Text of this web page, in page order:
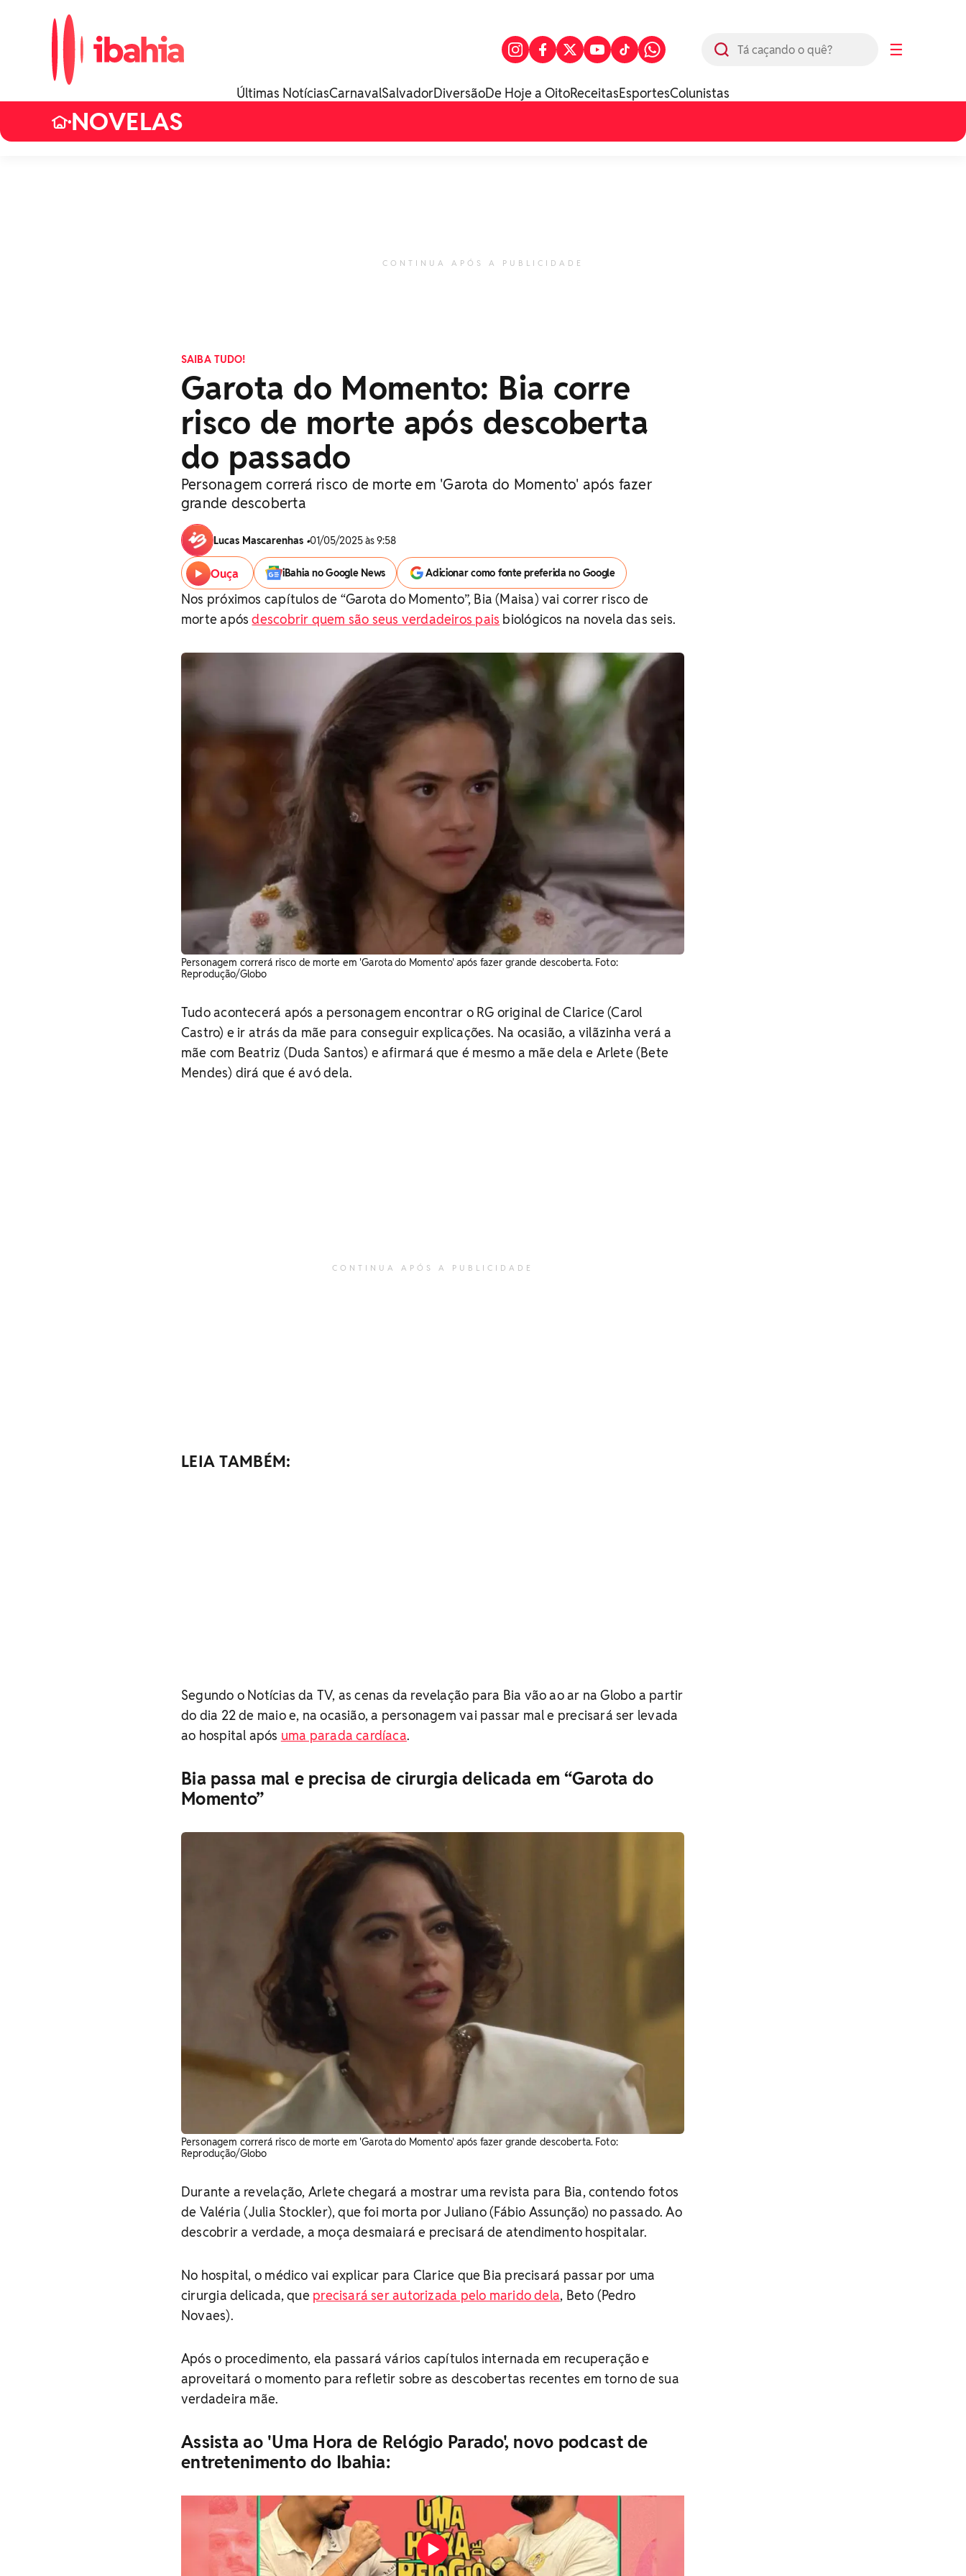
☰
Últimas NotíciasCarnavalSalvadorDiversãoDe Hoje a OitoReceitasEsportesColunistas
•NOVELAS
CONTINUA APÓS A PUBLICIDADE
SAIBA TUDO!
Garota do Momento: Bia corre
risco de morte após descoberta
do passado
Personagem correrá risco de morte em 'Garota do Momento' após fazer
grande descoberta
Lucas Mascarenhas •01/05/2025 às 9:58
Ouça iBahia no Google News Adicionar como fonte preferida no Google
Nos próximos capítulos de “Garota do Momento”, Bia (Maisa) vai correr risco de
morte apósdescobrir quem são seus verdadeiros pais biológicos na novela das seis.
Personagem correrá risco de morte em 'Garota do Momento' após fazer grande descoberta. Foto:
Reprodução/Globo
Tudo acontecerá após a personagem encontrar o RG original de Clarice (Carol
Castro) e ir atrás da mãe para conseguir explicações. Na ocasião, a vilãzinha verá a
mãe com Beatriz (Duda Santos) e afirmará que é mesmo a mãe dela e Arlete (Bete
Mendes) dirá que é avó dela.
CONTINUA APÓS A PUBLICIDADE
LEIA TAMBÉM:
Segundo o Notícias da TV, as cenas da revelação para Bia vão ao ar na Globo a partir
do dia 22 de maio e, na ocasião, a personagem vai passar mal e precisará ser levada
ao hospital após uma parada cardíaca.
Bia passa mal e precisa de cirurgia delicada em “Garota do
Momento”
Personagem correrá risco de morte em 'Garota do Momento' após fazer grande descoberta. Foto:
Reprodução/Globo
Durante a revelação, Arlete chegará a mostrar uma revista para Bia, contendo fotos
de Valéria (Julia Stockler), que foi morta por Juliano (Fábio Assunção) no passado. Ao
descobrir a verdade, a moça desmaiará e precisará de atendimento hospitalar.
No hospital, o médico vai explicar para Clarice que Bia precisará passar por uma
cirurgia delicada, que precisará ser autorizada pelo marido dela, Beto (Pedro
Novaes).
Após o procedimento, ela passará vários capítulos internada em recuperação e
aproveitará o momento para refletir sobre as descobertas recentes em torno de sua
verdadeira mãe.
Assista ao 'Uma Hora de Relógio Parado', novo podcast de
entretenimento do Ibahia: